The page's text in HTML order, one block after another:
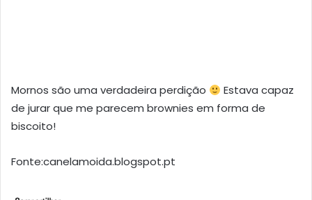
Mornos são uma verdadeira perdição
Estava capaz
de jurar que me parecem brownies em forma de
biscoito!
Fonte:canelamoida.blogspot.pt